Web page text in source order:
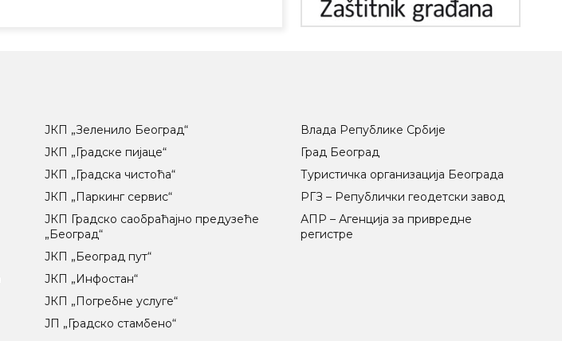
ЈКП „Зеленило Београд“
ЈКП „Градске пијаце“
ЈКП „Градска чистоћа“
ЈКП „Паркинг сервис“
ЈКП Градско саобраћајно предузеће
„Београд“
ЈКП „Београд пут“
ЈКП „Инфостан“
ЈКП „Погребне услуге“
ЈП „Градско стамбено“
Влада Републике Србије
Град Београд
Туристичка организација Београда
РГЗ – Републички геодетски завод
АПР – Агенција за привредне
регистре